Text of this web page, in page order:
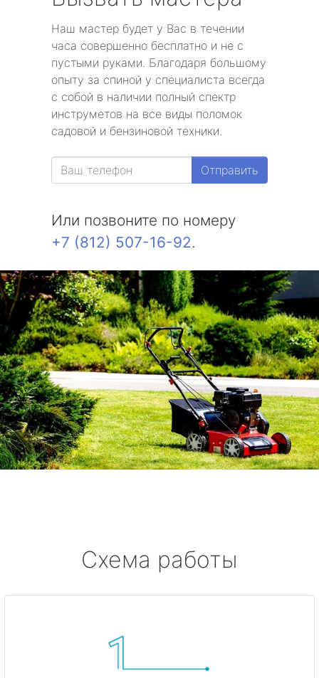
Наш мастер будет у Вас в течении
часа совершенно бесплатно и не с
пустыми руками. Благодаря большому
опыту за спиной у специалиста всегда
с собой в наличии полный спектр
инструметов на все виды поломок
садовой и бензиновой техники.
Отправить
Или позвоните по номеру
+7 (812) 507-16-92.
Схема работы